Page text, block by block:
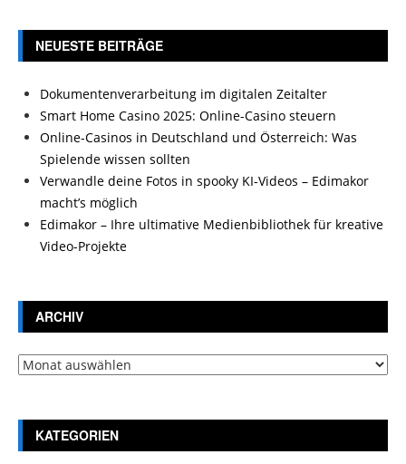
NEUESTE BEITRÄGE
Dokumentenverarbeitung im digitalen Zeitalter
Smart Home Casino 2025: Online-Casino steuern
Online-Casinos in Deutschland und Österreich: Was
Spielende wissen sollten
Verwandle deine Fotos in spooky KI-Videos – Edimakor
macht’s möglich
Edimakor – Ihre ultimative Medienbibliothek für kreative
Video-Projekte
ARCHIV
Archiv
KATEGORIEN